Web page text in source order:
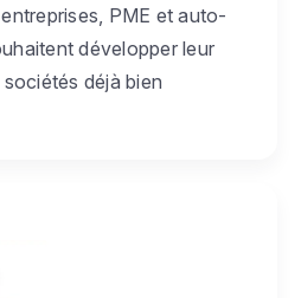
PME et auto-
développer leur
déjà bien